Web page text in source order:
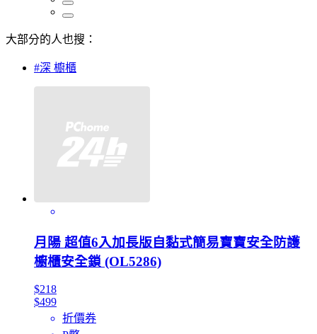
大部分的人也搜：
#深 櫥櫃
月陽 超值6入加長版自黏式簡易寶寶安全防護
櫥櫃安全鎖 (OL5286)
$218
$499
折價券